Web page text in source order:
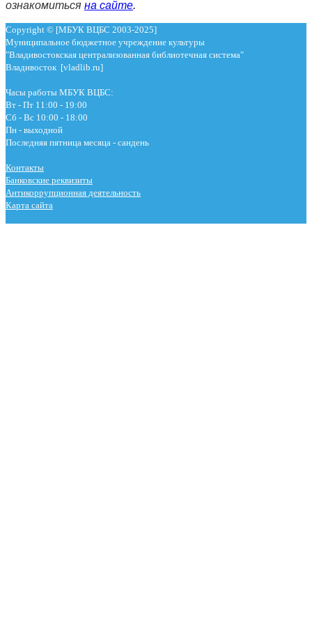
ознакомиться на сайте.
Copyright © [МБУК ВЦБС 2003-2025]
Муниципальное бюджетное учреждение культуры
"Владивостокская централизованная библиотечная система"
Владивосток [vladlib.ru]
Часы работы МБУК ВЦБС:
Вт - Пт 11:00 - 19:00
Сб - Вс 10:00 - 18:00
Пн - выходной
Последняя пятница месяца - сандень
Контакты
Банковские реквизиты
Антикоррупционная деятельность
Карта сайта